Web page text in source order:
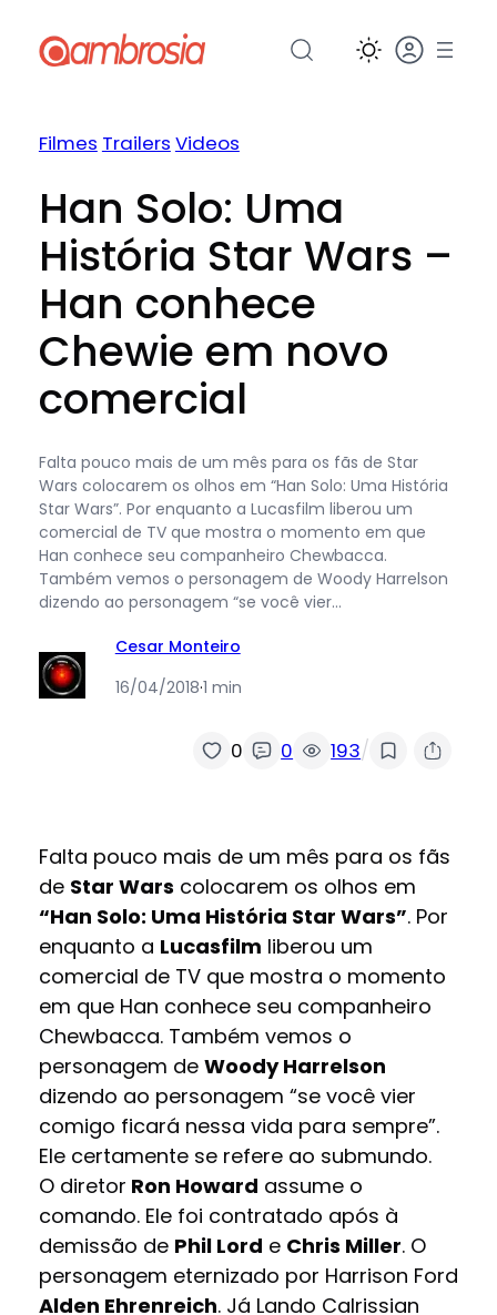
para
Filmes Trailers Videos
Han Solo: Uma
História Star Wars –
Han conhece
Chewie em novo
comercial
Falta pouco mais de um mês para os fãs de Star
Wars colocarem os olhos em “Han Solo: Uma História
Star Wars”. Por enquanto a Lucasfilm liberou um
comercial de TV que mostra o momento em que
Han conhece seu companheiro Chewbacca.
Também vemos o personagem de Woody Harrelson
dizendo ao personagem “se você vier…
Cesar Monteiro
16/04/2018·1 min
0 0 193/
Falta pouco mais de um mês para os fãs
de Star Wars colocarem os olhos em
“Han Solo: Uma História Star Wars”. Por
enquanto a Lucasfilm liberou um
comercial de TV que mostra o momento
em que Han conhece seu companheiro
Chewbacca. Também vemos o
personagem de Woody Harrelson
dizendo ao personagem “se você vier
comigo ficará nessa vida para sempre”.
Ele certamente se refere ao submundo.
O diretor Ron Howard assume o
comando. Ele foi contratado após à
demissão de Phil Lord e Chris Miller. O
personagem eternizado por Harrison Ford
Alden Ehrenreich. Já Lando Calrissian